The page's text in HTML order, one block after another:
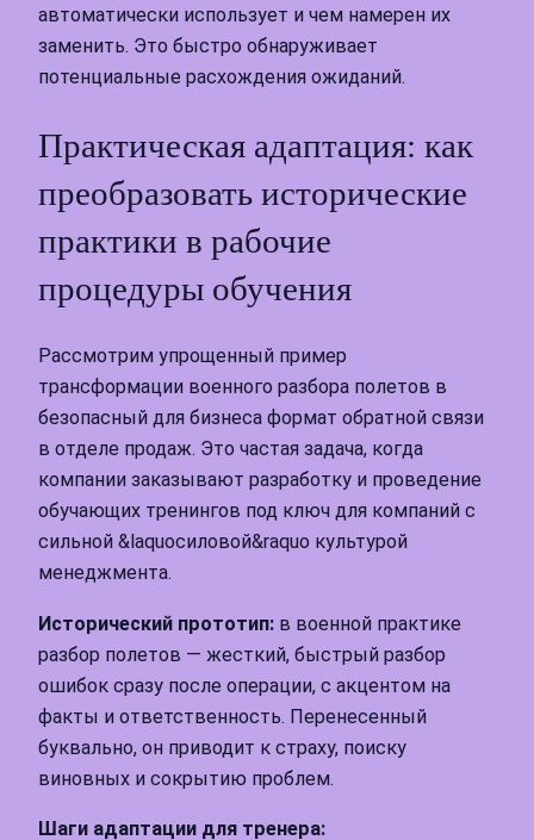
автоматически использует и чем намерен их
заменить. Это быстро обнаруживает
потенциальные расхождения ожиданий.
Практическая адаптация: как
преобразовать исторические
практики в рабочие
процедуры обучения
Рассмотрим упрощенный пример
трансформации военного разбора полетов в
безопасный для бизнеса формат обратной связи
в отделе продаж. Это частая задача, когда
компании заказывают разработку и проведение
обучающих тренингов под ключ для компаний с
сильной &laquoсиловой&raquo культурой
менеджмента.
Исторический прототип: в военной практике
разбор полетов — жесткий, быстрый разбор
ошибок сразу после операции, с акцентом на
факты и ответственность. Перенесенный
буквально, он приводит к страху, поиску
виновных и сокрытию проблем.
Шаги адаптации для тренера: